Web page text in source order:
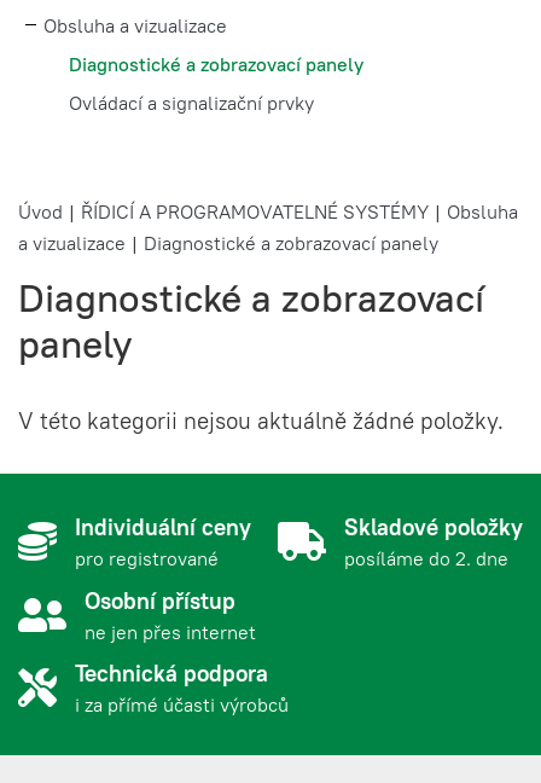
Obsluha a vizualizace
Diagnostické a zobrazovací panely
Ovládací a signalizační prvky
Úvod | ŘÍDICÍ A PROGRAMOVATELNÉ SYSTÉMY | Obsluha
a vizualizace | Diagnostické a zobrazovací panely
Diagnostické a zobrazovací
panely
V této kategorii nejsou aktuálně žádné položky.
Individuální ceny
pro registrované
Skladové položky
posíláme do 2. dne
Osobní přístup
ne jen přes internet
Technická podpora
i za přímé účasti výrobců